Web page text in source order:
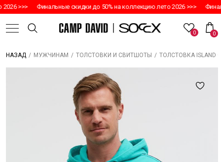
>>> Финальные скидки до 50% на коллекцию лето 2026 >>>
0 0
НАЗАД / МУЖЧИНАМ / ТОЛСТОВКИ И СВИТШОТЫ / ТОЛСТОВКА ISLAND